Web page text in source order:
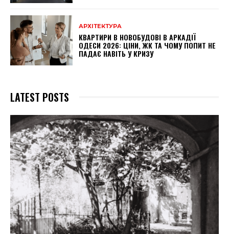
АРХІТЕКТУРА
КВАРТИРИ В НОВОБУДОВІ В АРКАДІЇ
ОДЕСИ 2026: ЦІНИ, ЖК ТА ЧОМУ ПОПИТ НЕ
ПАДАЄ НАВІТЬ У КРИЗУ
LATEST POSTS